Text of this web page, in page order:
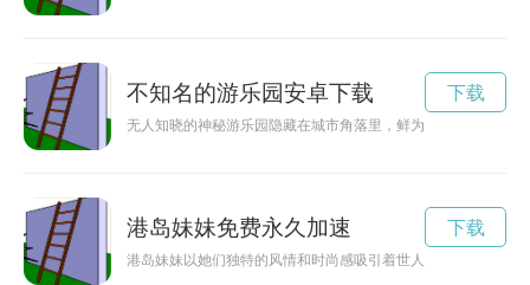
不知名的游乐园安卓下载
无人知晓的神秘游乐园隐藏在城市角落里，鲜为人知。本文将
下载
港岛妹妹免费永久加速
港岛妹妹以她们独特的风情和时尚感吸引着世人的目光，展现出
下载